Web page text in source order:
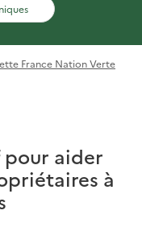
France Nation Verte
pour aider
à